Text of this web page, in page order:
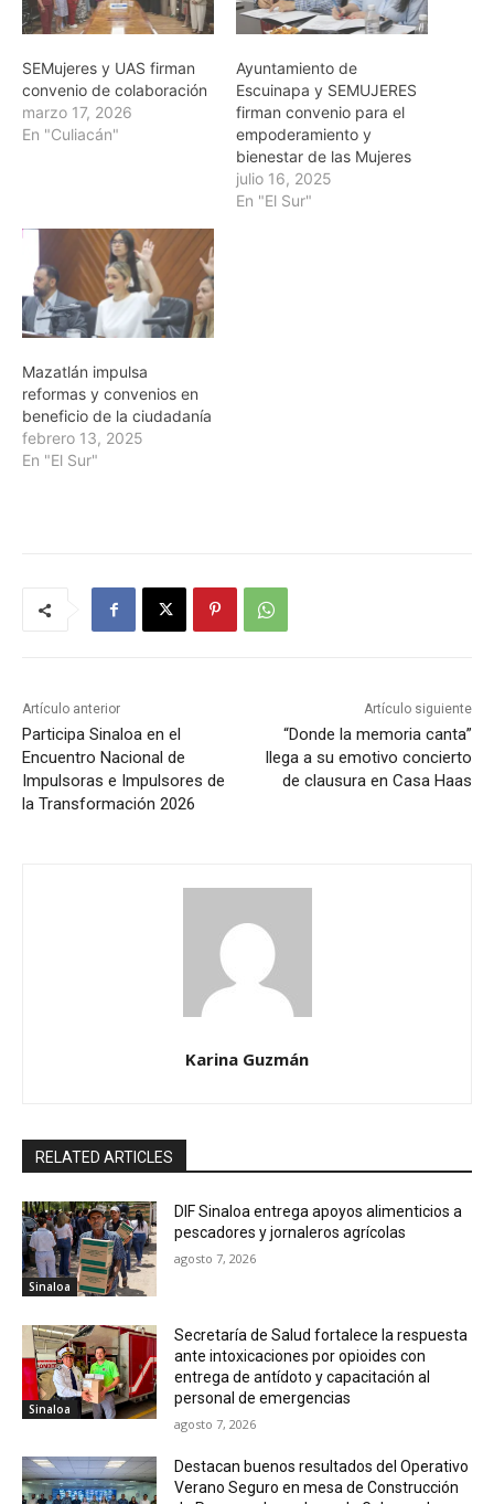
SEMujeres y UAS firman
convenio de colaboración
marzo 17, 2026
En "Culiacán"
Ayuntamiento de
Escuinapa y SEMUJERES
firman convenio para el
empoderamiento y
bienestar de las Mujeres
julio 16, 2025
En "El Sur"
Mazatlán impulsa
reformas y convenios en
beneficio de la ciudadanía
febrero 13, 2025
En "El Sur"
Artículo anterior
Participa Sinaloa en el
Encuentro Nacional de
Impulsoras e Impulsores de
la Transformación 2026
Artículo siguiente
“Donde la memoria canta”
llega a su emotivo concierto
de clausura en Casa Haas
Karina Guzmán
RELATED ARTICLES
Sinaloa
DIF Sinaloa entrega apoyos alimenticios a
pescadores y jornaleros agrícolas
agosto 7, 2026
Sinaloa
Secretaría de Salud fortalece la respuesta
ante intoxicaciones por opioides con
entrega de antídoto y capacitación al
personal de emergencias
agosto 7, 2026
Destacan buenos resultados del Operativo
Verano Seguro en mesa de Construcción